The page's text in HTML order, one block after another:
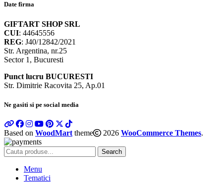
Date firma
GIFTART SHOP SRL
CUI: 44645556
REG: J40/12842/2021
Str. Argentina, nr.25
Sector 1, Bucuresti
Punct lucru BUCURESTI
Str. Dimitrie Racovita 25, Ap.01
Ne gasiti si pe social media
Based on WoodMart theme 2026 WooCommerce Themes.
Search
Menu
Tematici